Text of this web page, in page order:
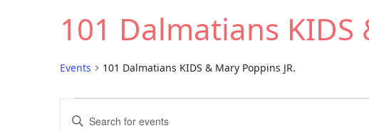
101 Dalmatians KIDS
Events 101 Dalmatians KIDS & Mary Poppins JR.
EE